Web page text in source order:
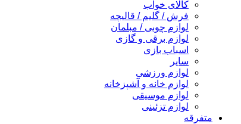
کالای خواب
فرش / گلیم / قالیچه
لوازم چوبی / مبلمان
لوازم برقی و گازی
اسباب بازی
سایر
لوازم ورزشی
لوازم خانه و آشپزخانه
لوازم موسیقی
لوازم تزئینی
متفرقه